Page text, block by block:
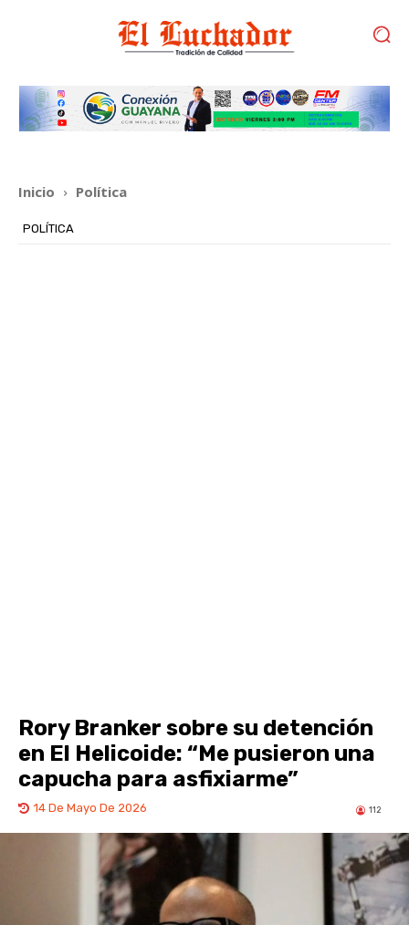
Inicio Política
POLÍTICA
Rory Branker sobre su detención
en El Helicoide: “Me pusieron una
capucha para asfixiarme”
14 De Mayo De 2026 112